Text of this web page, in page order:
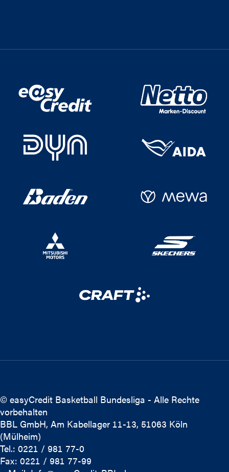
© easyCredit Basketball Bundesliga - Alle Rechte
vorbehalten
BBL GmbH, Am Kabellager 11-13, 51063 Köln
(Mülheim)
Tel.: 0221 / 981 77-0
Fax: 0221 / 981 77-99